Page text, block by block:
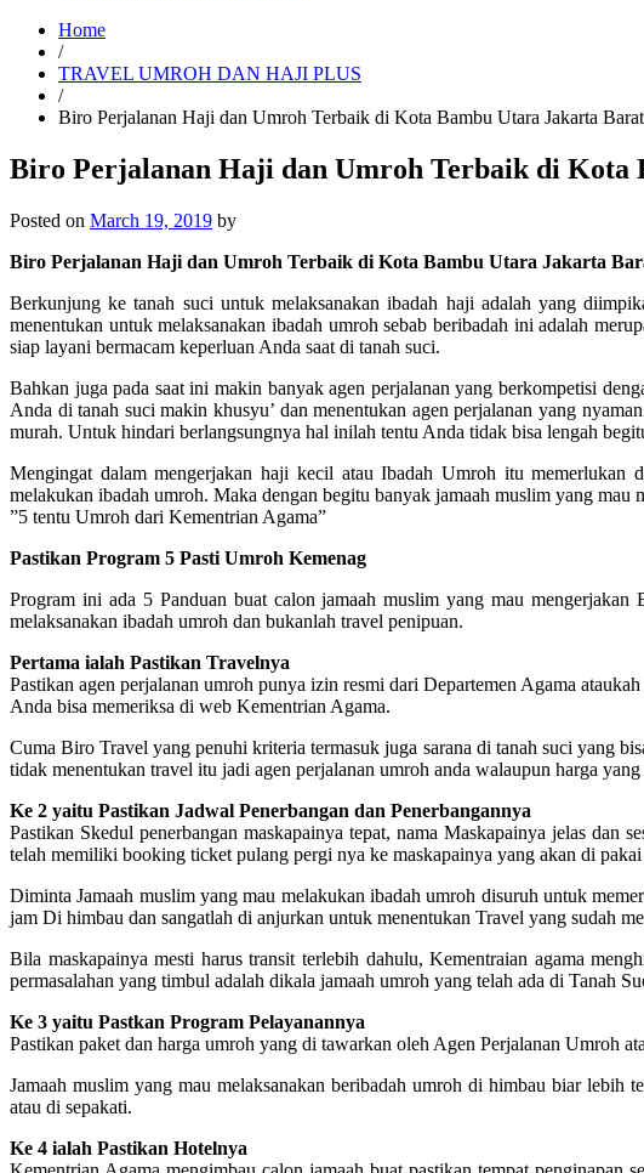
Home
/
TRAVEL UMROH DAN HAJI PLUS
/
Biro Perjalanan Haji dan Umroh Terbaik di Kota Bambu Utara Jakarta
Biro Perjalanan Haji dan Umroh Terbaik di Kota
Posted on March 19, 2019 by
Biro Perjalanan Haji dan Umroh Terbaik di Kota Bambu Utara Jakarta
Berkunjung ke tanah suci untuk melaksanakan ibadah haji adalah yang
menentukan untuk melaksanakan ibadah umroh sebab beribadah ini adalah
siap layani bermacam keperluan Anda saat di tanah suci.
Bahkan juga pada saat ini makin banyak agen perjalanan yang berkompetisi
Anda di tanah suci makin khusyu’ dan menentukan agen perjalanan yang
murah. Untuk hindari berlangsungnya hal inilah tentu Anda tidak bisa lengah
Mengingat dalam mengerjakan haji kecil atau Ibadah Umroh itu
melakukan ibadah umroh. Maka dengan begitu banyak jamaah muslim yang
”5 tentu Umroh dari Kementrian Agama”
Pastikan Program 5 Pasti Umroh Kemenag
Program ini ada 5 Panduan buat calon jamaah muslim yang mau
melaksanakan ibadah umroh dan bukanlah travel penipuan.
Pertama ialah Pastikan Travelnya
Pastikan agen perjalanan umroh punya izin resmi dari Departemen Agama
Anda bisa memeriksa di web Kementrian Agama.
Cuma Biro Travel yang penuhi kriteria termasuk juga sarana di tanah suci yang
tidak menentukan travel itu jadi agen perjalanan umroh anda walaupun harga
Ke 2 yaitu Pastikan Jadwal Penerbangan dan Penerbangannya
Pastikan Skedul penerbangan maskapainya tepat, nama Maskapainya jelas dan
telah memiliki booking ticket pulang pergi nya ke maskapainya yang akan di
Diminta Jamaah muslim yang mau melakukan ibadah umroh disuruh untuk
jam Di himbau dan sangatlah di anjurkan untuk menentukan Travel yang sudah
Bila maskapainya mesti harus transit terlebih dahulu, Kementraian agama
permasalahan yang timbul adalah dikala jamaah umroh yang telah ada di Tanah
Ke 3 yaitu Pastkan Program Pelayanannya
Pastikan paket dan harga umroh yang di tawarkan oleh Agen Perjalanan Umroh
Jamaah muslim yang mau melaksanakan beribadah umroh di himbau biar lebih
atau di sepakati.
Ke 4 ialah Pastikan Hotelnya